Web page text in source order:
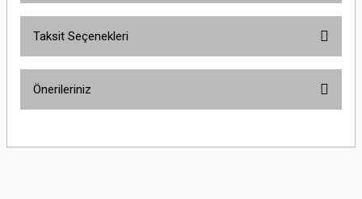
Taksit Seçenekleri
Önerileriniz
yetersiz gördüğünüz noktaları öneri formunu kullanarak tarafımıza